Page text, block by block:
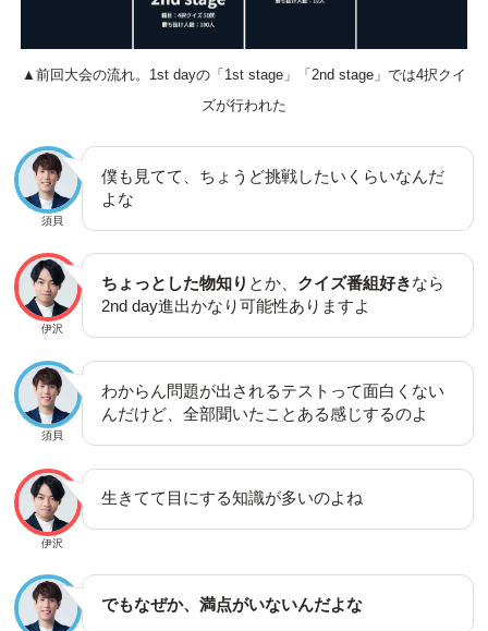
▲前回大会の流れ。1st dayの「1st stage」「2nd stage」では4択クイ
ズが行われた
須貝
僕も見てて、ちょうど挑戦したいくらいなんだ
よな
伊沢
ちょっとした物知り とか、 クイズ番組好きなら
2nd day進出かなり可能性ありますよ
須貝
わからん問題が出されるテストって面白くない
んだけど、全部聞いたことある感じするのよ
伊沢
生きてて目にする知識が多いのよね
でもなぜか、満点がいないんだよな